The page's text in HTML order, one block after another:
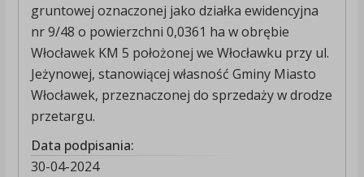
gruntowej oznaczonej jako działka ewidencyjna
nr 9/48 o powierzchni 0,0361 ha w obrębie
Włocławek KM 5 położonej we Włocławku przy ul.
Jeżynowej, stanowiącej własność Gminy Miasto
Włocławek, przeznaczonej do sprzedaży w drodze
przetargu.
Data podpisania:
30-04-2024